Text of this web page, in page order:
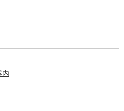
内